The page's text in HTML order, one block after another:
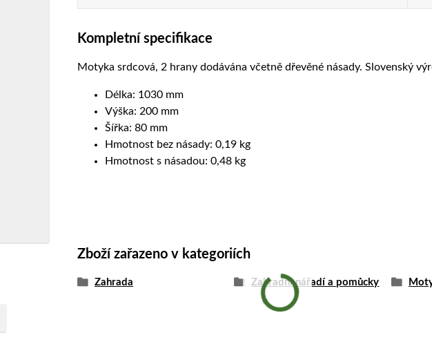
Kompletní specifikace
Motyka srdcová, 2 hrany dodávána včetně dřevěné násady. Slovenský
Délka: 1030 mm
Výška: 200 mm
Šířka: 80 mm
Hmotnost bez násady: 0,19 kg
Hmotnost s násadou: 0,48 kg
Zboží zařazeno v kategoriích
Zahrada Zahradní nářadí a pomůcky